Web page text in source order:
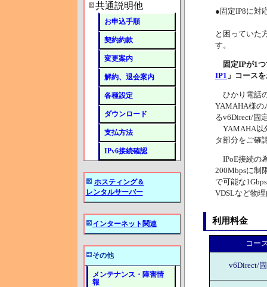
●固定IP8に対
と困っていた
す。
固定IPが1
IP1 」コース
ひかり電話
YAMAHA様の
るv6Direct/固
YAMAHA以
タ部分をご確
IPoE接続の
200Mbpsに制
で可能な
VDSLなど物
利用料金
コー
v6Direct/
共通説明他
お申込手順
契約約款
変更案内
解約、退会案内
各種設定
ダウンロード
支払方法
IPv6接続確認
ホスティング＆
レンタルサーバー
インターネット関連
その他
メンテナンス・障害情
報